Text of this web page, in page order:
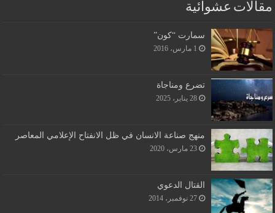
مقالات عشوائية
سمارت “كون”
1 مارس، 2016
تضرع ومناجاة
28 يناير، 2025
منهج صناعة الانسان في ظل الانفتاح الإعلامي المعاصر
23 مارس، 2020
القتال الدعوي
27 نوفمبر، 2014